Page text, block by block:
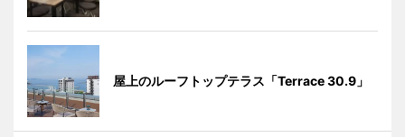
屋上のルーフトップテラス「Terrace 30.9」